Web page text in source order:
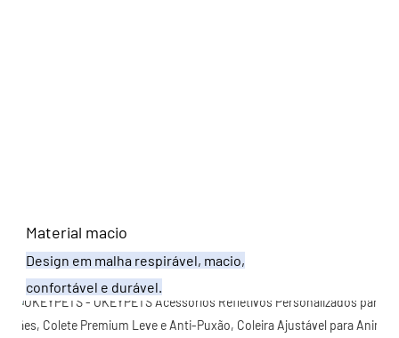
Material macio
Design em malha respirável, macio,
confortável e durável.